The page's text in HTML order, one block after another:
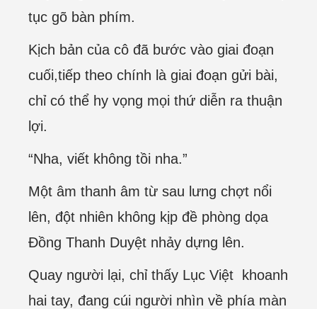
tục gõ bàn phím.
Kịch bản của cô đã bước vào giai đoạn
cuối,tiếp theo chính là giai đoạn gửi bài,
chỉ có thể hy vọng mọi thứ diễn ra thuận
lợi.
“Nha, viết không tồi nha.”
Một âm thanh âm từ sau lưng chợt nổi
lên, đột nhiên không kịp đề phòng dọa
Đồng Thanh Duyệt nhảy dựng lên.
Quay người lại, chỉ thấy Lục Việt khoanh
hai tay, đang cúi người nhìn về phía màn